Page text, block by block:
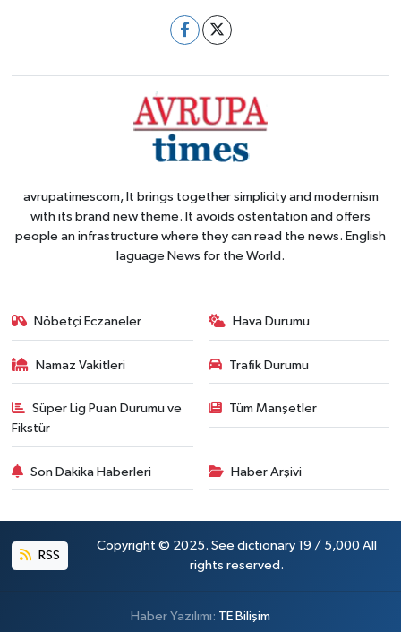
avrupatimescom, It brings together simplicity and modernism
with its brand new theme. It avoids ostentation and offers
people an infrastructure where they can read the news. English
laguage News for the World.
Nöbetçi Eczaneler Hava Durumu
Namaz Vakitleri Trafik Durumu
Süper Lig Puan Durumu ve
Fikstür
Tüm Manşetler
Son Dakika Haberleri Haber Arşivi
RSS
Copyright © 2025. See dictionary 19 / 5,000 All
rights reserved.
Haber Yazılımı: TE Bilişim